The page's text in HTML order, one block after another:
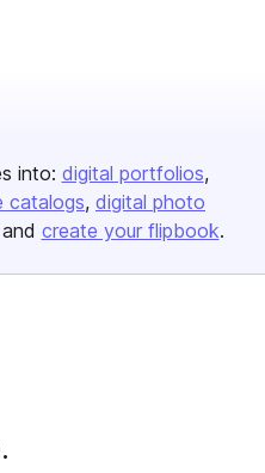
into: digital portfolios
catalogs digital photo
create your flipbook.